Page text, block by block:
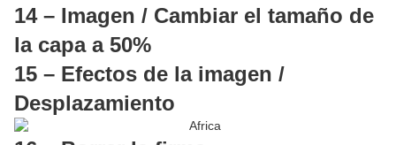
14 – Imagen / Cambiar el tamaño de
la capa a 50%
15 – Efectos de la imagen /
Desplazamiento